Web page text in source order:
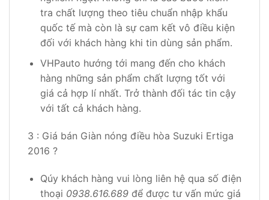
tra chất lượng theo tiêu chuẩn nhập khẩu
quốc tế mà còn là sự cam kết vô điều kiện
đối với khách hàng khi tin dùng sản phẩm.
VHPauto hướng tới mang đến cho khách
hàng những sản phẩm chất lượng tốt với
giá cả hợp lí nhất. Trở thành đối tác tin cậy
với tất cả khách hàng.
3 : Giá bán Giàn nóng điều hòa Suzuki Ertiga
2016 ?
Qúy khách hàng vui lòng liên hệ qua số điện
thoại 0938.616.689 để được tư vấn mức giá